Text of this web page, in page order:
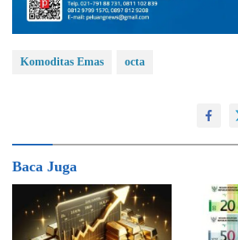
Komoditas Emas octa
Baca Juga